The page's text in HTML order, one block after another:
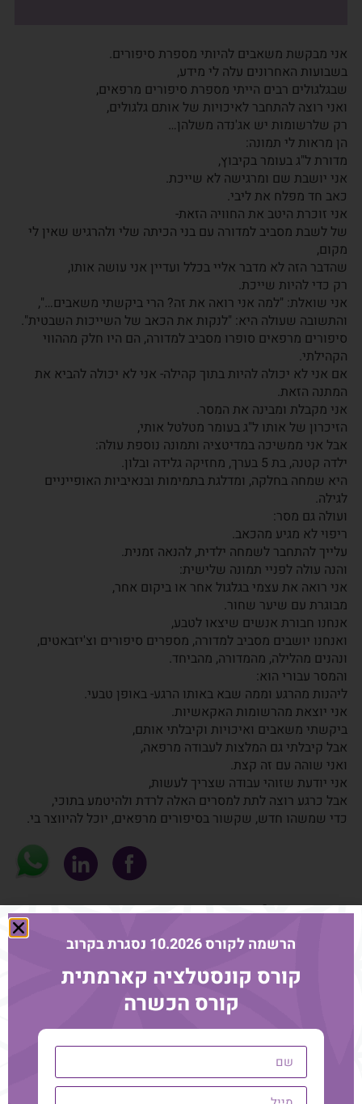
אני מבקשת משאבים להיותי מספרת סיפורים.
בשבועות האחרונים עלה לי מידע,
שבגלגולים רבים הייתי מספרת סיפורים מרפאים,
ואני רוצה להתחבר לאיכויות של אותם גלגולים,
רק שלרשומות יש אג'נדה משלהן…
הן מראות לי תמונה:
מדורת ל"ג בעומר בקיבוץ,
אני יושבת שם ומרגישה לא שייכת.
כאב חד מפלח את ליבי.
אני זוכרת היטב את החוויה הזאת-
של לשבת מסביב למדורה עם בני הכיתה שלי ולהרגיש שאין לי
מקום,
שהדבר הזה לא מדבר אליי בכלל ועדיין אני עושה אותו,
רק כדי להיות שייכת.
אני שואלת: "למה אני רואה את זה? הרי ביקשתי משאבים…",
והתשובה שעולה היא: "לנקות את הכאב של השייכות השבטית".
סיפורים מרפאים סופרו מסביב למדורה, הם היו חלק מההווי
הקהילתי.
אם אני לא יכולה להיות בתוך קהילה- אני לא יכולה להביא את
המתנה הזאת.
אני מקבלת ומבינה את המסר.
הזיכרון של אותו ל"ג בעומר מטלטל אותי,
אבל אני ממשיכה במדיטציה ותמונה נוספת עולה:
ילדה קטנה, בת 5 בערך, מחזיקה גלידה ובלון.
היא שמחה בחלקה, ומדלגת בתמימות ובנאיביות האופייניים
לגילה.
ועולה גם מסר:
ריפוי לא מגיע מהכאב.
עלייך להתחבר לשמחה ילדית, להנאה זמנית.
והנה עולה לפניי תמונה שלישית:
אני רואה את עצמי בגלגול אחר או ביקום אחר,
מבוגרת עם שיער שחור.
אנחנו חבורת אנשים שיצאו לטבע,
ואנחנו יושבים מסביב למדורה, מספרים סיפורים וצ'יזבאטים,
ונהנים מהלילה, מהמדורה, מהביחד.
והמסר עבורי הוא:
ליהנות מהרגע וממה שבא באותו הרגע- באופן טבעי.
אני יוצאת מהרשומות האקאשיות.
ביקשתי משאבים ואיכויות וקיבלתי אותם,
אבל קיבלתי גם המלצות לעבודה מרפאה,
ואני שוהה עם זה קצת.
אני יודעת שזוהי עבודה שצריך לעשות,
אבל כרגע רוצה לתת למסרים האלה לרדת ולהיטמע בתוכי,
כדי שמשהו חדש, שקשור בסיפורים מרפאים, יוכל להיווצר בי.
עוד מהבלוג
הרשמה לקורס 10.2026 נסגרת בקרוב
קורס קונסטלציה קארמתית
קורס הכשרה